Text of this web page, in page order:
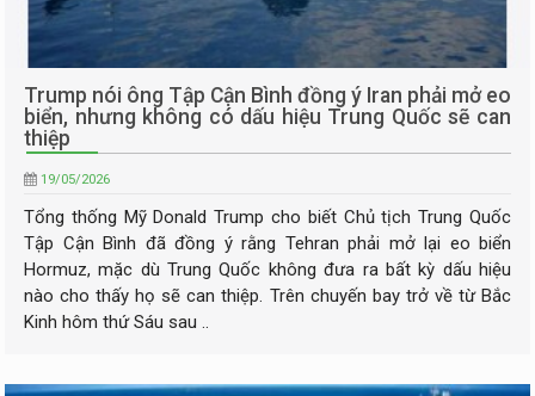
Trump nói ông Tập Cận Bình đồng ý Iran phải mở eo
biển, nhưng không có dấu hiệu Trung Quốc sẽ can
thiệp
19/05/2026
Tổng thống Mỹ Donald Trump cho biết Chủ tịch Trung Quốc
Tập Cận Bình đã đồng ý rằng Tehran phải mở lại eo biển
Hormuz, mặc dù Trung Quốc không đưa ra bất kỳ dấu hiệu
nào cho thấy họ sẽ can thiệp. Trên chuyến bay trở về từ Bắc
Kinh hôm thứ Sáu sau ..